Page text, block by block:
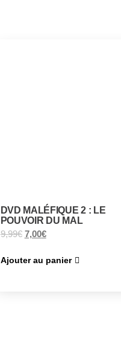
DVD MALÉFIQUE 2 : LE
POUVOIR DU MAL
9,99€ 7,00€
Ajouter au panier